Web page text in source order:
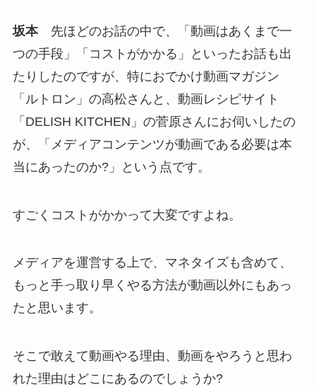
坂本先ほどのお話の中で、「動画はあくまで一
つの手段」「コストがかかる」といったお話も出
たりしたのですが、特におでかけ動画マガジン
「ルトロン」の高松さんと、動画レシピサイト
「DELISH KITCHEN」の菅原さんにお伺いしたの
が、「メディアコンテンツが動画である必要は本
当にあったのか?」という点です。
すごくコストがかかって大変ですよね。
メディアを運営する上で、マネタイズも含めて、
もっと手っ取り早くやる方法が動画以外にもあっ
たと思います。
そこで敢えて動画やる理由、動画をやろうと思わ
れた理由はどこにあるのでしょうか?